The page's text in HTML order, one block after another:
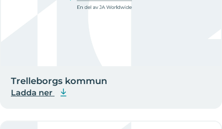
Trelleborgs kommun
Ladda ner